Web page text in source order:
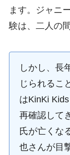
ます。ジャニ
験は、二人の
しかし、長
じられるこ
はKinKi
再確認して
氏が亡くな
也さんが目